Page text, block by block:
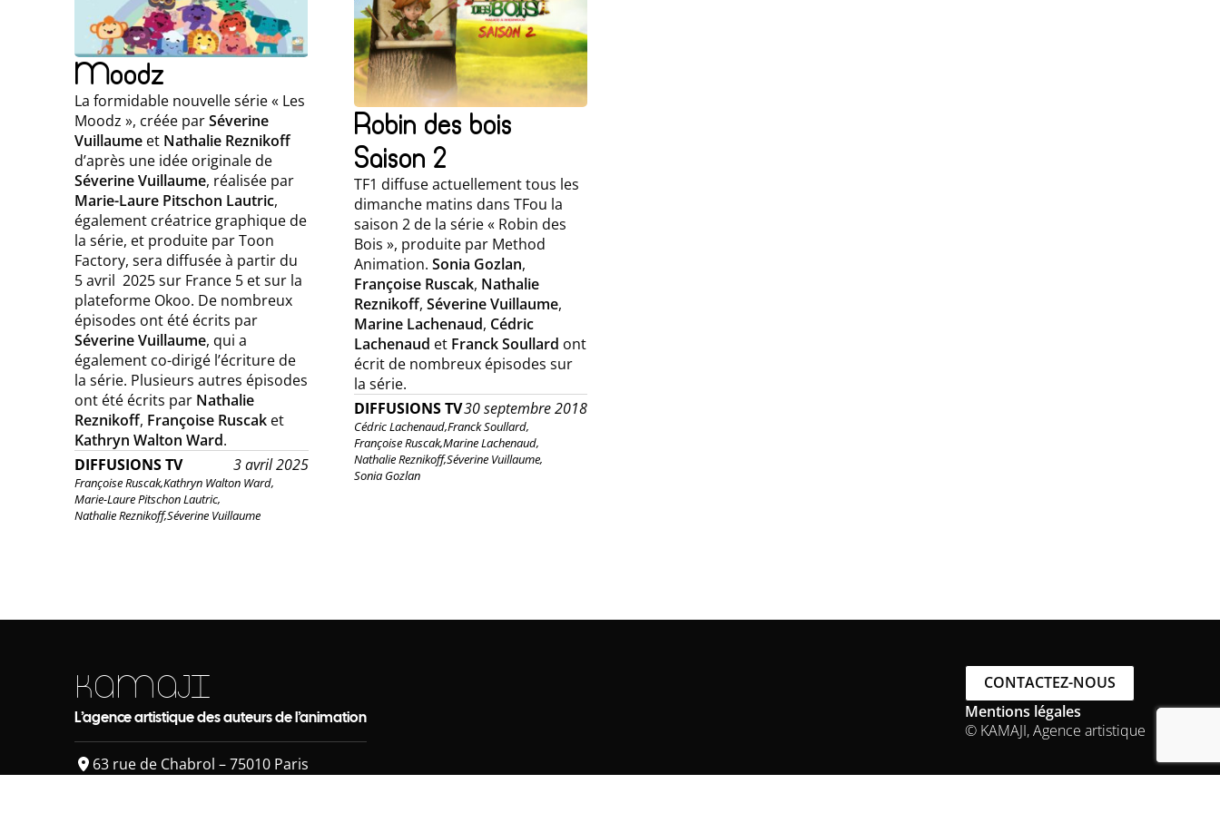
Moodz
La formidable nouvelle série « Les
Moodz », créée parSéverine
Vuillaume et Nathalie Reznikoff
d’après une idée originale de
Séverine Vuillaume, réalisée par
Marie-Laure Pitschon Lautric,
également créatrice graphique de
la série, et produite par Toon
Factory, sera diffusée à partir du
5 avril 2025 sur France 5 et sur la
plateforme Okoo. De nombreux
épisodes ont été écrits par
Séverine Vuillaume, qui a
également co-dirigé l’écriture de
la série. Plusieurs autres épisodes
ont été écrits par Nathalie
Reznikoff, Françoise Ruscak et
Kathryn Walton Ward.
DIFFUSIONS TV
3 avril 2025
Françoise Ruscak,Kathryn Walton Ward,
Marie-Laure Pitschon Lautric,
Nathalie Reznikoff,Séverine Vuillaume
Robin des bois
Saison 2
TF1 diffuse actuellement tous les
dimanche matins dans TFou la
saison 2 de la série « Robin des
Bois », produite par Method
Animation. Sonia Gozlan,
Françoise Ruscak, Nathalie
Reznikoff, Séverine Vuillaume,
Marine Lachenaud, Cédric
Lachenaud et Franck Soullard ont
écrit de nombreux épisodes sur
la série.
DIFFUSIONS TV30 septembre 2018
Cédric Lachenaud,Franck Soullard,
Françoise Ruscak,Marine Lachenaud,
Nathalie Reznikoff,Séverine Vuillaume,
Sonia Gozlan
KAMAJI
L’agence artistique des auteurs de l’animation
63 rue de Chabrol – 75010 Paris
CONTACTEZ-NOUS
Mentions légales
© KAMAJI, Agence artistique